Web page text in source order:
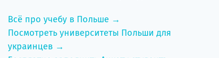
Всё про учебу в Польше →
Посмотреть университеты Польши для
украинцев →